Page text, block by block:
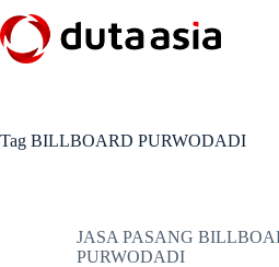
to
content
Tag BILLBOARD PURWODADI
JASA PASANG
PURWODADI